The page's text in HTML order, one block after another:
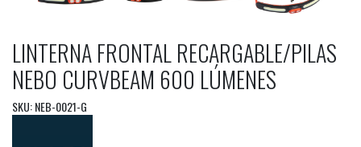
LINTERNA FRONTAL RECARGABLE/PILAS
NEBO CURVBEAM 600 LÚMENES
SKU: NEB-0021-G